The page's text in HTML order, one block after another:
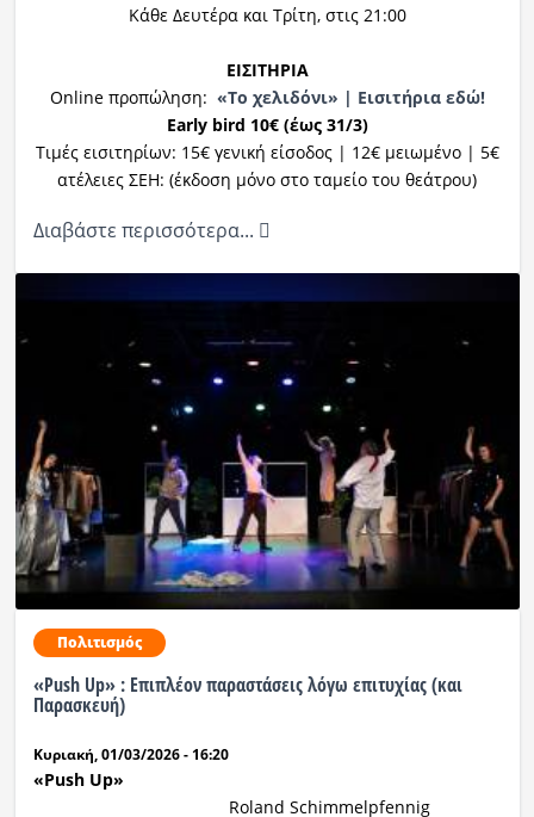
Κάθε Δευτέρα και Τρίτη, στις 21:00
ΕΙΣΙΤΗΡΙΑ
Online προπώληση: «Το χελιδόνι» | Εισιτήρια εδώ!
Early bird 10€ (έως 31/3)
Τιμές εισιτηρίων: 15€ γενική είσοδος | 12€ μειωμένο | 5€
ατέλειες ΣΕΗ: (έκδοση μόνο στο ταμείο του θεάτρου)
Διαβάστε περισσότερα...
Πολιτισμός
«Push Up» : Επιπλέον παραστάσεις λόγω επιτυχίας (και
Παρασκευή)
Κυριακή, 01/03/2026 - 16:20
«Push Up»
Roland Schimmelpfennig